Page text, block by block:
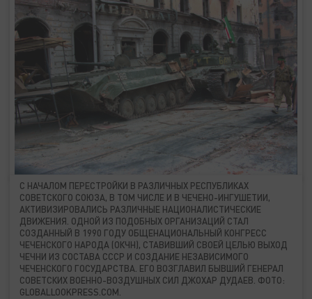
С НАЧАЛОМ ПЕРЕСТРОЙКИ В РАЗЛИЧНЫХ РЕСПУБЛИКАХ
СОВЕТСКОГО СОЮЗА, В ТОМ ЧИСЛЕ И В ЧЕЧЕНО-ИНГУШЕТИИ,
АКТИВИЗИРОВАЛИСЬ РАЗЛИЧНЫЕ НАЦИОНАЛИСТИЧЕСКИЕ
ДВИЖЕНИЯ. ОДНОЙ ИЗ ПОДОБНЫХ ОРГАНИЗАЦИЙ СТАЛ
СОЗДАННЫЙ В 1990 ГОДУ ОБЩЕНАЦИОНАЛЬНЫЙ КОНГРЕСС
ЧЕЧЕНСКОГО НАРОДА (ОКЧН), СТАВИВШИЙ СВОЕЙ ЦЕЛЬЮ ВЫХОД
ЧЕЧНИ ИЗ СОСТАВА СССР И СОЗДАНИЕ НЕЗАВИСИМОГО
ЧЕЧЕНСКОГО ГОСУДАРСТВА. ЕГО ВОЗГЛАВИЛ БЫВШИЙ ГЕНЕРАЛ
СОВЕТСКИХ ВОЕННО-ВОЗДУШНЫХ СИЛ ДЖОХАР ДУДАЕВ. ФОТО:
GLOBALLOOKPRESS.COM.